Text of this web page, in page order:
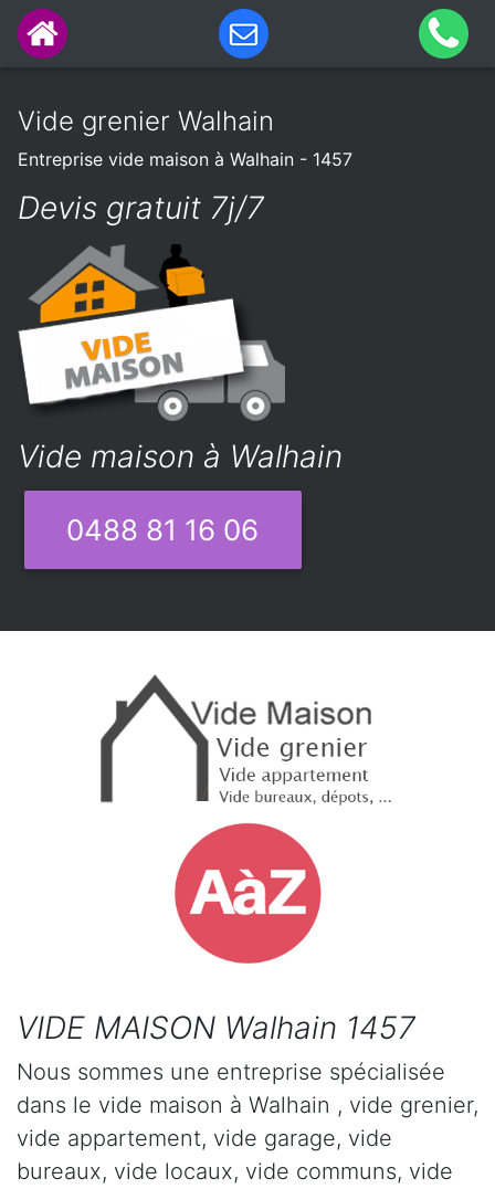
Vide grenier Walhain
Entreprise vide maison à Walhain - 1457
Devis gratuit 7j/7
Vide maison à Walhain
0488 81 16 06
VIDE MAISON Walhain 1457
Nous sommes une entreprise spécialisée
dans le vide maison à Walhain , vide grenier,
vide appartement, vide garage, vide
bureaux, vide locaux, vide communs, vide